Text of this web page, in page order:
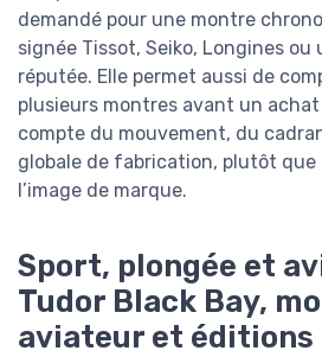
demandé pour une montre
signée Tissot, Seiko, Longines ou
réputée. Elle permet aussi de
plusieurs montres avant un
compte du mouvement, du
globale de fabrication, plutôt que
l’image de marque.
Sport, plongée et
Tudor Black Bay,
aviateur et